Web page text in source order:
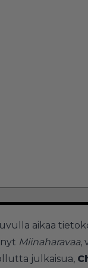
aikaa
Miinaharavaa,
julkaisua,